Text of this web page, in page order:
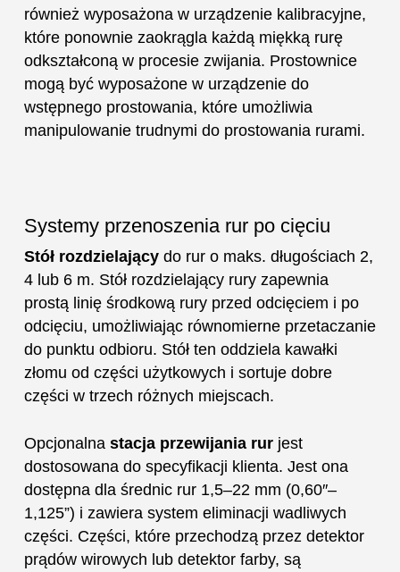
również wyposażona w urządzenie kalibracyjne,
które ponownie zaokrągla każdą miękką rurę
odkształconą w procesie zwijania. Prostownice
mogą być wyposażone w urządzenie do
wstępnego prostowania, które umożliwia
manipulowanie trudnymi do prostowania rurami.
Systemy przenoszenia rur po cięciu
Stół rozdzielającydo rur o maks. długościach 2,
4 lub 6 m. Stół rozdzielający rury zapewnia
prostą linię środkową rury przed odcięciem i po
odcięciu, umożliwiając równomierne przetaczanie
do punktu odbioru. Stół ten oddziela kawałki
złomu od części użytkowych i sortuje dobre
części w trzech różnych miejscach.
Opcjonalna stacja przewijania rurjest
dostosowana do specyfikacji klienta. Jest ona
dostępna dla średnic rur 1,5–22 mm (0,60″–
1,125”) i zawiera system eliminacji wadliwych
części. Części, które przechodzą przez detektor
prądów wirowych lub detektor farby, są